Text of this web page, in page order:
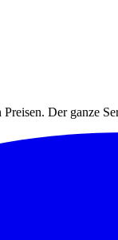
Der ganze